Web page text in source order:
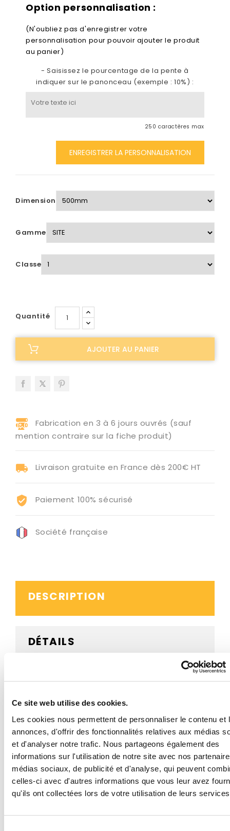
Ce site web utilise des cookies.
Les cookies nous permettent de personnaliser le contenu et
annonces, d'offrir des fonctionnalités relatives aux médias
et d'analyser notre trafic. Nous partageons également des
informations sur l'utilisation de notre site avec nos
médias sociaux, de publicité et d'analyse, qui peuvent
celles-ci avec d'autres informations que vous leur avez
qu'ils ont collectées lors de votre utilisation de leurs
Option personnalisation :
(N'oubliez pas d'enregistrer votre
personnalisation pour pouvoir ajouter le produit
au panier)
- Saisissez le pourcentage de la pente à
indiquer sur le panonceau (exemple : 10%) :
250 caractères max
ENREGISTRER LA PERSONNALISATION
Dimension
Gamme
Classe
Quantité
AJOUTER AU PANIER
Fabrication en 3 à 6 jours ouvrés (sauf
mention contraire sur la fiche produit)
Livraison gratuite en France dès 200€ HT
Paiement 100% sécurisé
Société française
DESCRIPTION
DÉTAILS
BESOIN D'AIDE ?
Ce panneau routier A16 descente dangereuse est
proposé en structure acier ou aluminium, en plusieurs
dimensions et avec un revêtement rétroréfléchissant